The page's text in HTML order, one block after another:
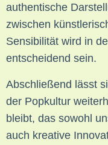
authentische
zwischen
Sensibilität wird in
entscheidend sein.
Abschließend lässt
der Popkultur
bleibt, das sowohl
auch kreative